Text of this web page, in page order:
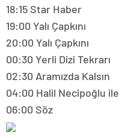
18:15 Star Haber
19:00 Yalı Çapkını
20:00 Yalı Çapkını
00:30 Yerli Dizi Tekrarı
02:30 Aramızda Kalsın
04:00 Halil Necipoğlu
06:00 Söz